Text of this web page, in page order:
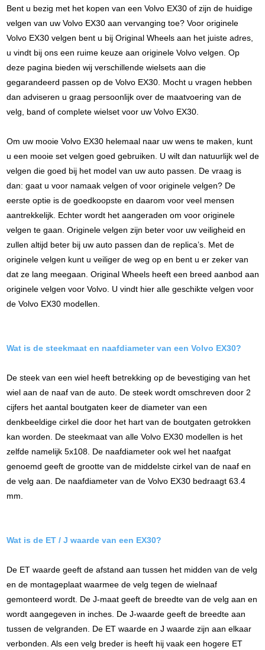
Bent u bezig met het kopen van een Volvo EX30 of zijn de huidige
velgen van uw Volvo EX30 aan vervanging toe? Voor originele
Volvo EX30 velgen bent u bij Original Wheels aan het juiste adres,
u vindt bij ons een ruime keuze aan originele Volvo velgen. Op
deze pagina bieden wij verschillende wielsets aan die
gegarandeerd passen op de Volvo EX30. Mocht u vragen hebben
dan adviseren u graag persoonlijk over de maatvoering van de
velg, band of complete wielset voor uw Volvo EX30.
Om uw mooie Volvo EX30 helemaal naar uw wens te maken, kunt
u een mooie set velgen goed gebruiken. U wilt dan natuurlijk wel de
velgen die goed bij het model van uw auto passen. De vraag is
dan: gaat u voor namaak velgen of voor originele velgen? De
eerste optie is de goedkoopste en daarom voor veel mensen
aantrekkelijk. Echter wordt het aangeraden om voor originele
velgen te gaan. Originele velgen zijn beter voor uw veiligheid en
zullen altijd beter bij uw auto passen dan de replica’s. Met de
originele velgen kunt u veiliger de weg op en bent u er zeker van
dat ze lang meegaan. Original Wheels heeft een breed aanbod aan
originele velgen voor Volvo. U vindt hier alle geschikte velgen voor
de Volvo EX30 modellen.
Wat is de steekmaat en naafdiametervan een Volvo EX30?
De steek van een wiel heeft betrekking op de bevestiging van het
wiel aan de naaf van de auto. De steek wordt omschreven door 2
cijfers het aantal boutgaten keer de diameter van een
denkbeeldige cirkel die door het hart van de boutgaten getrokken
kan worden. De steekmaat van alle Volvo EX30 modellen is het
zelfde namelijk 5x108. De naafdiameter ook wel het naafgat
genoemd geeft de grootte van de middelste cirkel van de naaf en
de velg aan. De naafdiameter van de Volvo EX30 bedraagt 63.4
mm.
Wat is de ET / J waarde van een EX30?
De ET waarde geeft de afstand aan tussen het midden van de velg
en de montageplaat waarmee de velg tegen de wielnaaf
gemonteerd wordt. De J-maat geeft de breedte van de velg aan en
wordt aangegeven in inches. De J-waarde geeft de breedte aan
tussen de velgranden. De ET waarde en J waarde zijn aan elkaar
verbonden. Als een velg breder is heeft hij vaak een hogere ET